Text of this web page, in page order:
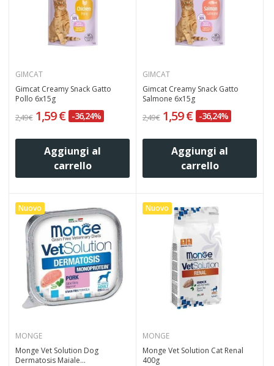
GIMCAT
Gimcat Creamy Snack Gatto
Pollo 6x15g
2,49 € 1,59 € -36,24%
Aggiungi al
carrello
GIMCAT
Gimcat Creamy Snack Gatto
Salmone 6x15g
2,49 € 1,59 € -36,24%
Aggiungi al
carrello
Nuovo
MONGE
Monge Vet Solution Dog
Dermatosis Maiale...
Nuovo
MONGE
Monge Vet Solution Cat Renal
400g